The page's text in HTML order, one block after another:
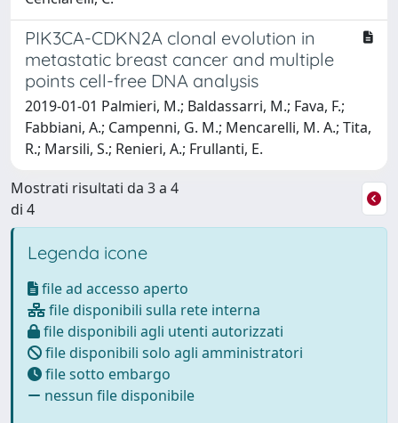
PIK3CA-CDKN2A clonal evolution in
metastatic breast cancer and multiple
points cell-free DNA analysis
2019-01-01 Palmieri, M.; Baldassarri, M.; Fava, F.;
Fabbiani, A.; Campenni, G. M.; Mencarelli, M. A.; Tita,
R.; Marsili, S.; Renieri, A.; Frullanti, E.
Mostrati risultati da 3 a 4
di 4
Legenda icone
file ad accesso aperto
file disponibili sulla rete interna
file disponibili agli utenti autorizzati
file disponibili solo agli amministratori
file sotto embargo
nessun file disponibile